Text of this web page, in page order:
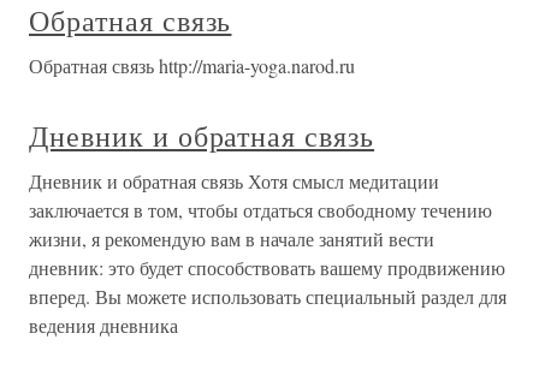
Обратная связь
Обратная связь http://maria-yoga.narod.ru
Дневник и обратная связь
Дневник и обратная связь Хотя смысл медитации
заключается в том, чтобы отдаться свободному течению
жизни, я рекомендую вам в начале занятий вести
дневник: это будет способствовать вашему продвижению
вперед. Вы можете использовать специальный раздел для
ведения дневника